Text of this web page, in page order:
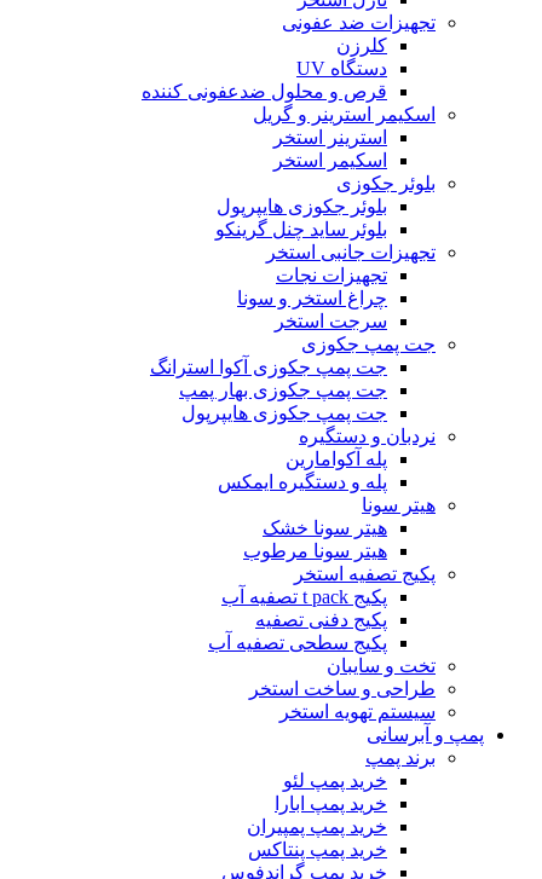
تجهیزات ضد عفونی
کلرزن
دستگاه UV
قرص و محلول ضدعفونی کننده
اسکیمر استرینر و گریل
استرینر استخر
اسکیمر استخر
بلوئر جکوزی
بلوئر جکوزی هایپرپول
بلوئر ساید چنل گرینکو
تجهیزات جانبی استخر
تجهیزات نجات
چراغ استخر و سونا
سرجت استخر
جت پمپ جکوزی
جت پمپ جکوزی آکوا استرانگ
جت پمپ جکوزی بهار پمپ
جت پمپ جکوزی هایپرپول
نردبان و دستگیره
پله آکوامارین
پله و دستگیره ایمکس
هیتر سونا
هیتر سونا خشک
هیتر سونا مرطوب
پکیج تصفیه استخر
پکیج t pack تصفیه آب
پکیج دفنی تصفیه
پکیج سطحی تصفیه آب
تخت و سایبان
طراحی و ساخت استخر
سیستم تهویه استخر
پمپ و آبرسانی
برند پمپ
خرید پمپ لئو
خرید پمپ ابارا
خرید پمپ پمپیران
خرید پمپ پنتاکس
خرید پمپ گراندفوس